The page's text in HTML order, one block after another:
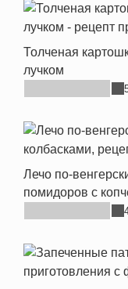
Толченая
лучком
Лечо по-
помидоров с